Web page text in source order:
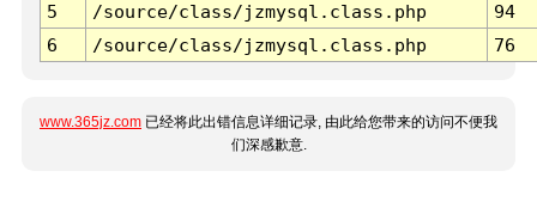
5
/source/class/jzmysql.class.php
94
6
/source/class/jzmysql.class.php 76
www.365jz.com 已经将此出错信息详细记录, 由此给您带来的访问不便我
们深感歉意.